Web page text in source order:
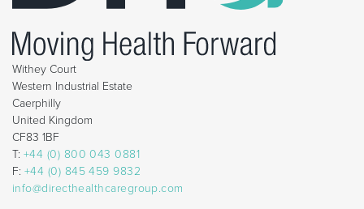
Withey Court
Western Industrial Estate
Caerphilly
United Kingdom
CF83 1BF
T: +44 (0) 800 043 0881
F: +44 (0) 845 459 9832
info@directhealthcaregroup.com